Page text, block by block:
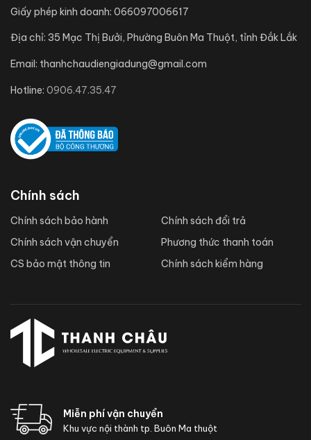
Giấy phép kinh doanh: 066097006617
Địa chỉ: 35 Mạc Thị Bưởi, Phường Buôn Ma Thuột, tỉnh Đắk Lắk
Email: thanhchaudiengiadung@gmail.com
Hotline: 0906.47.35.47
Chính sách
Chính sách bảo hành
Chính sách vận chuyển
CS bảo mật thông tin
Chính sách đổi trả
Phương thức thanh toán
Chính sách kiểm hàng
Miễn phí vận chuyển
Khu vực nội thành tp. Buôn Ma thuột